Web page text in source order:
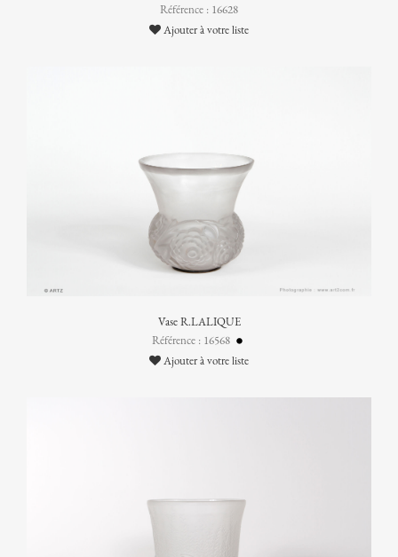
Référence : 16628
Ajouter à votre liste
Vase R.LALIQUE
Référence : 16568
Ajouter à votre liste